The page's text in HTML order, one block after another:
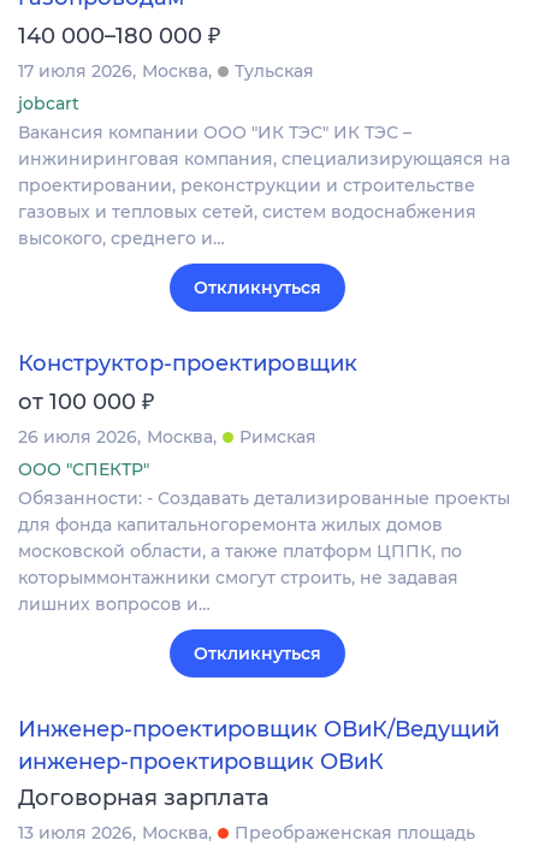
140 000–180 000 ₽
17 июля 2026 Москва
Тульская
jobcart
Вакансия компании ООО "ИК ТЭС" ИК ТЭС –
инжиниринговая компания, специализирующаяся на
проектировании, реконструкции и строительстве
газовых и тепловых сетей, систем водоснабжения
высокого, среднего и…
Откликнуться
Конструктор-проектировщик
от 100 000 ₽
26 июля 2026 Москва
Римская
ООО "СПЕКТР"
Обязанности: - Создавать детализированные проекты
для фонда капитальногоремонта жилых домов
московской области, а также платформ ЦППК, по
которыммонтажники смогут строить, не задавая
лишних вопросов и…
Откликнуться
Инженер-проектировщик ОВиК/Ведущий
инженер-проектировщик ОВиК
Договорная зарплата
13 июля 2026 Москва
Преображенская площадь